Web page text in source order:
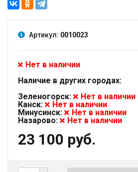
Артикул: 0010023
Нет в наличии
Наличие в других городах:
Зеленогорск:
Нет в наличии
Канск:
Нет в наличии
Минусинск:
Нет в наличии
Назарово:
Нет в наличии
23 100 руб.